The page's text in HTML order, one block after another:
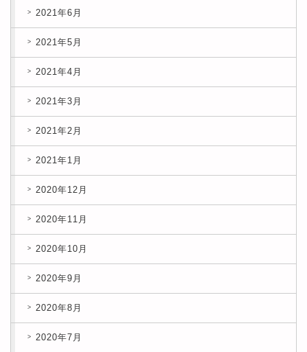
2021年6月
2021年5月
2021年4月
2021年3月
2021年2月
2021年1月
2020年12月
2020年11月
2020年10月
2020年9月
2020年8月
2020年7月